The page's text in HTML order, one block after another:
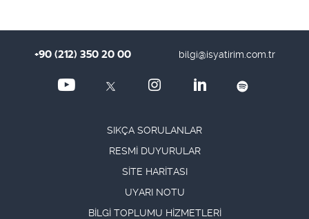
+90 (212) 350 20 00 bilgi@isyatirim.com.tr
SIKÇA SORULANLAR
RESMİ DUYURULAR
SİTE HARİTASI
UYARI NOTU
BİLGİ TOPLUMU HİZMETLERİ